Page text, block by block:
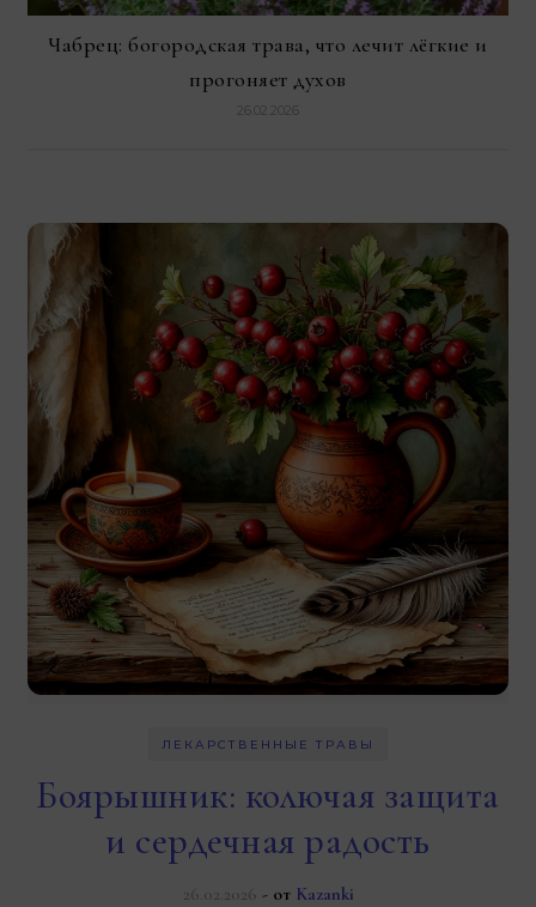
Чабрец: богородская трава, что лечит лёгкие и
прогоняет духов
26.02.2026
ЛЕКАРСТВЕННЫЕ ТРАВЫ
Боярышник: колючая защита
и сердечная радость
26.02.2026 - от Kazanki